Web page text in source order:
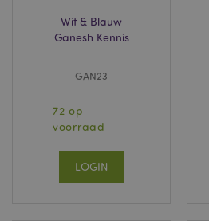
Wit & Blauw
Ganesh Kennis
GAN23
72 op
voorraad
LOGIN